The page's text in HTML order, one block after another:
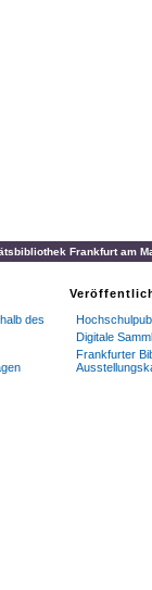
Frankfurt am
des
Digitale
Frankfurter